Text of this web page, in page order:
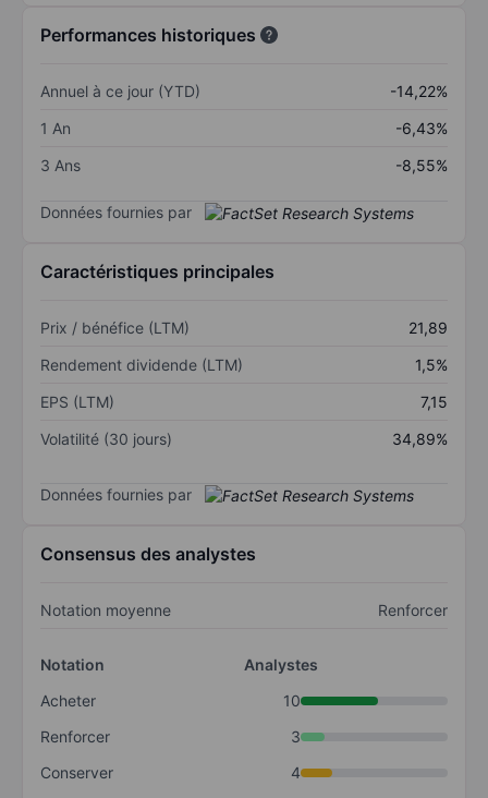
Performances historiques
Annuel à ce jour (YTD)
-14,22%
1 An
-6,43%
3 Ans
-8,55%
Données fournies par
Caractéristiques principales
Prix / bénéfice (LTM)
21,89
Rendement dividende (LTM)
1,5%
EPS (LTM)
7,15
Volatilité (30 jours)
34,89%
Données fournies par
Consensus des analystes
Notation moyenne Renforcer
Notation
Analystes
Acheter
10
Renforcer
3
Conserver
4